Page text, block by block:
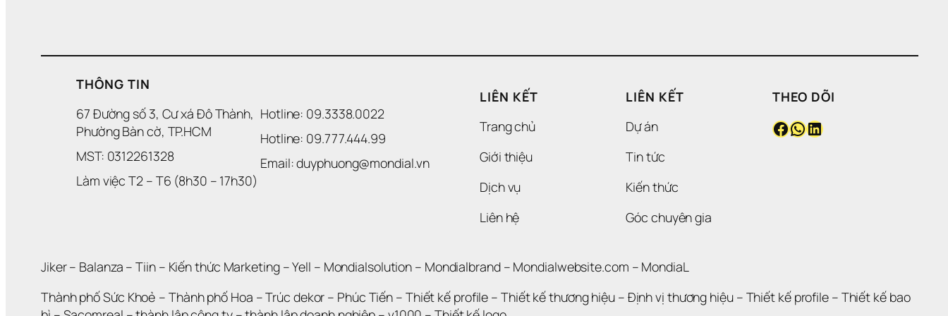
THÔNG TIN
67 Đường số 3, Cư xá Đô Thành,
Phường Bàn cờ, TP.HCM
MST: 0312261328
Làm việc T2 – T6 (8h30 – 17h30)
Hotline: 09.3338.0022
Hotline: 09.777.444.99
Email: duyphuong@mondial.vn
LIÊN KẾT
Trang chủ
Giới thiệu
Dịch vụ
Liên hệ
LIÊN KẾT
Dự án
Tin tức
Kiến thức
Góc chuyên gia
THEO DÕI
Facebook WhatsApp LinkedIn
Jiker – Balanza – Tiin – Kiến thức Marketing – Yell – Mondialsolution – Mondialbrand – Mondialwebsite.com – MondiaL
Thành phố Sức Khoẻ – Thành phố Hoa – Trúc dekor – Phúc Tiến – Thiết kế profile – Thiết kế thương hiệu – Định vị thương hiệu – Thiết kế profile – Thiết kế bao